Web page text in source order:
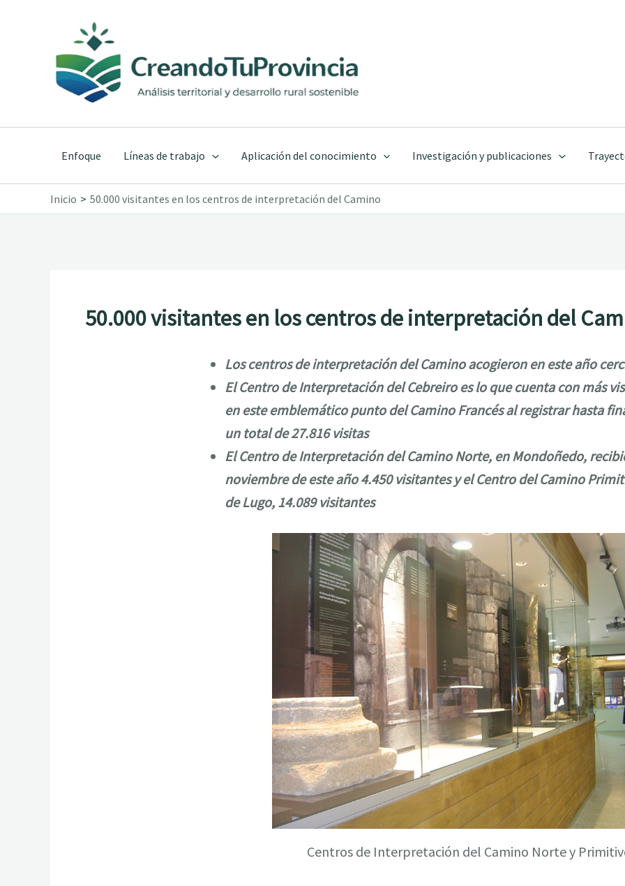
contenido
Enfoque Líneas de trabajo Aplicación del conocimiento Investigación y publicaciones
Inicio 50.000 visitantes en los centros de interpretación del Camino
50.000 visitantes en los centros de interpretación del
Los centros de interpretación del Camino acogieron en este año
El Centro de Interpretación del Cebreiro es lo que cuenta con más
en este emblemático punto del Camino Francés al registrar hasta
un total de 27.816 visitas
El Centro de Interpretación del Camino Norte, en Mondoñedo,
noviembre de este año 4.450 visitantes y el Centro del Camino
de Lugo, 14.089 visitantes
Centros de Interpretación del Camino Norte y